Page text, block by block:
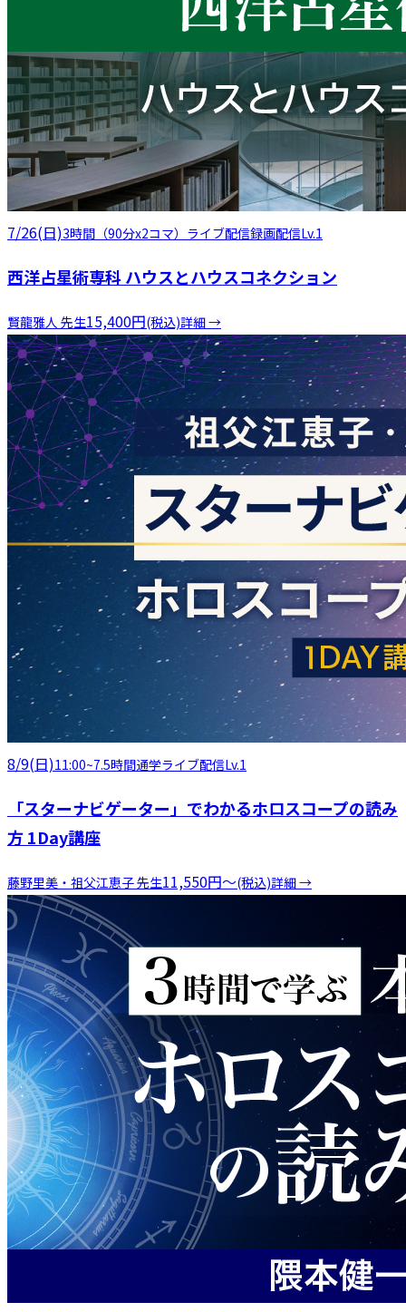
7/26(日)3時間（90分x2コマ） ライブ配信録画配信Lv.1
西洋占星術専科 ハウスとハウスコネクション
賢龍雅人 先生15,400円(税込)詳細 →
8/9(日)11:00~7.5時間通学ライブ配信Lv.1
「スターナビゲーター」でわかるホロスコープの読み
方 1Day講座
藤野里美・祖父江恵子先生11,550円〜(税込)詳細 →